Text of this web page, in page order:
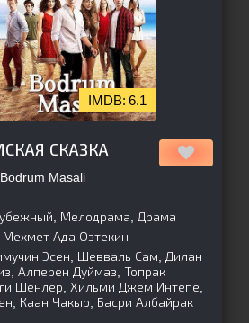
6.1
СКАЗКА
Bodrum Masali
Мелодрама, Драма
Мехмет Ада Озтекин
Эсен, Шевваль Сам, Дилан
Алперен Дуймаз, Топрак
Шенлер, Хильми Джем Интепе,
Каан Чакыр, Басри Албайрак